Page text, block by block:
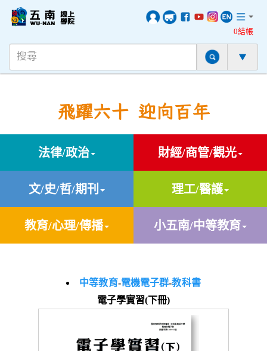
0結帳
飛躍六十 迎向百年
法律/政治 財經/商管/觀光
文/史/哲/期刊 理工/醫護
教育/心理/傳播 小五南/中等教育
中等教育-電機電子群-教科書
電子學實習(下冊)